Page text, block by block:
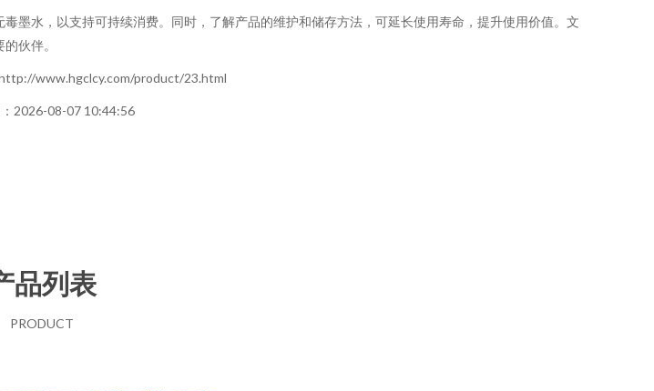
墨水，以支持可持续消费。同时，了解产品的维护和储存方法，可延长使用寿命，提升使用价值。文
伙伴。
www.hgclcy.com/product/23.html
2026-08-07 10:44:56
品列表
PRODUCT